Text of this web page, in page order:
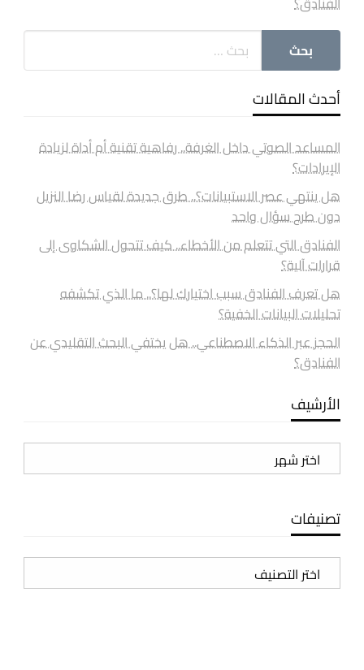
أحدث المقالات
المساعد الصوتي داخل الغرفة.. رفاهية تقنية أم أداة لزيادة
الإيرادات؟
هل ينتهي عصر الاستبيانات؟.. طرق جديدة لقياس رضا النزيل
دون طرح سؤال واحد
الفنادق التي تتعلم من الأخطاء.. كيف تتحول الشكاوى إلى
قرارات آلية؟
هل تعرف الفنادق سبب اختيارك لها؟.. ما الذي تكشفه
تحليلات البيانات الخفية؟
الحجز عبر الذكاء الاصطناعي.. هل يختفي البحث التقليدي عن
الفنادق؟
الأرشيف
الأرشيف
تصنيفات
تصنيفات